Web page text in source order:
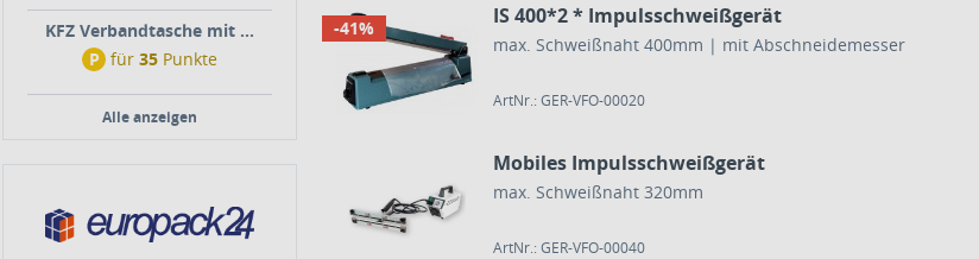
KFZ Verbandtasche mit ...
P für 35 Punkte
Alle anzeigen
-41% IS 400*2 * Impulsschweißgerät
max. Schweißnaht 400mm | mit Abschneidemesser
ArtNr.: GER-VFO-00020
Mobiles Impulsschweißgerät
max. Schweißnaht 320mm
ArtNr.: GER-VFO-00040